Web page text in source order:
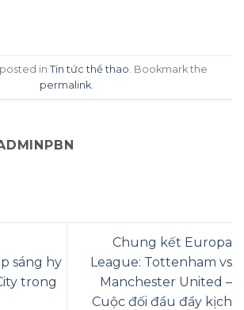
in Tin tức thể thao . Bookmark the
permalink
sáng hy
trong
Chung kết Europa
League: Tottenham vs
Manchester United –
Cuộc đối đầu đầy kịch